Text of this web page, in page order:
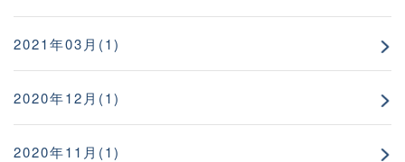
2021年03月(1)
2020年12月(1)
2020年11月(1)